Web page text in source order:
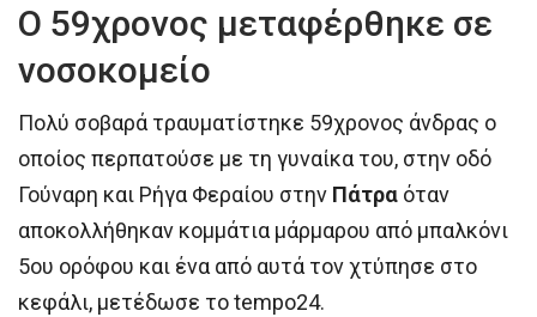
Ο 59χρονος μεταφέρθηκε σε
νοσοκομείο
Πολύ σοβαρά τραυματίστηκε 59χρονος άνδρας ο
οποίος περπατούσε με τη γυναίκα του, στην οδό
Γούναρη και Ρήγα Φεραίου στην Πάτρα όταν
αποκολλήθηκαν κομμάτια μάρμαρου από μπαλκόνι
5ου ορόφου και ένα από αυτά τον χτύπησε στο
κεφάλι, μετέδωσε το tempo24.